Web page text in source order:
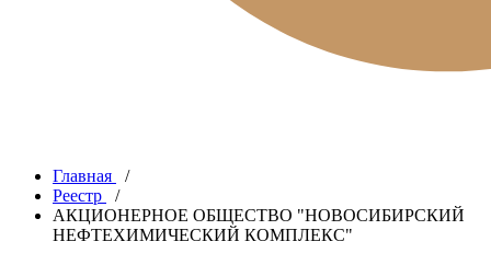
Главная
/
Реестр
/
АКЦИОНЕРНОЕ ОБЩЕСТВО "НОВОСИБИРСКИЙ
НЕФТЕХИМИЧЕСКИЙ КОМПЛЕКС"